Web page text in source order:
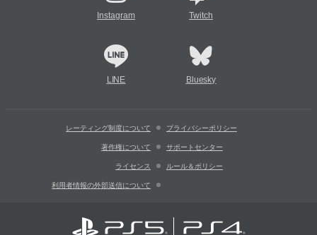
Instagram Twitch
LINE Bluesky
レーティング制度について プライバシーポリシー
著作権について サポートセンター
ライセンス ルール＆ポリシー
利用者情報の外部送信について